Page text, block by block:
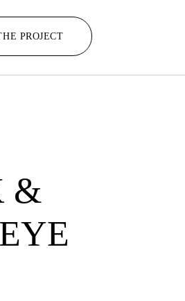
PROJECT
&